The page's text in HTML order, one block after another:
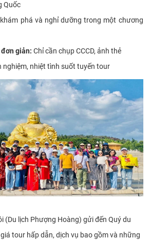
Quốc
phá và nghỉ dưỡng trong một chương
giản: Chỉ cần chụp CCCD, ảnh thẻ
nghiệm, nhiệt tình suốt tuyến tour
(Du lịch Phượng Hoàng) gửi đến Quý du
tour hấp dẫn, dịch vụ bao gồm và những